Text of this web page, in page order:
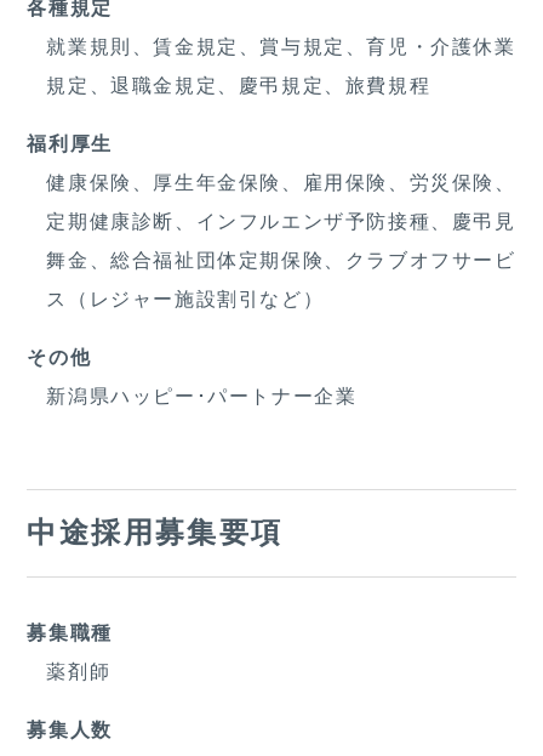
各種規定
就業規則、賃金規定、賞与規定、育児・介護休業
規定、退職金規定、慶弔規定、旅費規程
福利厚生
健康保険、厚生年金保険、雇用保険、労災保険、
定期健康診断、インフルエンザ予防接種、慶弔見
舞金、総合福祉団体定期保険、クラブオフサービ
ス（レジャー施設割引など）
その他
新潟県ハッピー･パートナー企業
中途採用募集要項
募集職種
薬剤師
募集人数